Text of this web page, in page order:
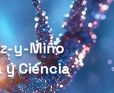
y-Miño
y Ciencia